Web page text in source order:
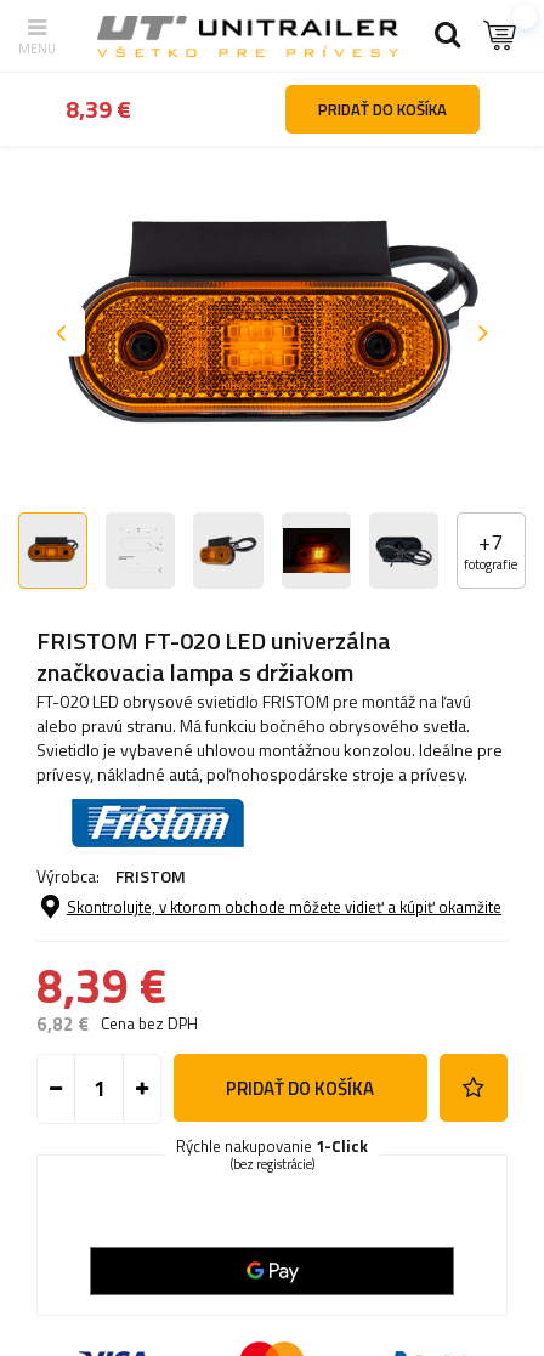
Hlavná stránka Diely a príslušenstvo pre prívesy
+7
fotografie
FRISTOM FT-020 LED univerzálna
značkovacia lampa s držiakom
FT-020 LED obrysové svietidlo FRISTOM pre montáž na ľavú
alebo pravú stranu. Má funkciu bočného obrysového svetla.
Svietidlo je vybavené uhlovou montážnou konzolou. Ideálne pre
prívesy, nákladné autá, poľnohospodárske stroje a prívesy.
Výrobca: FRISTOM
Skontrolujte, v ktorom obchode môžete vidieť a kúpiť okamžite
8,39 €
6,82 € Cena bez DPH
PRIDAŤ DO KOŠÍKA
Rýchle nakupovanie 1-Click
(bez registrácie)
8,39 € PRIDAŤ DO KOŠÍKA